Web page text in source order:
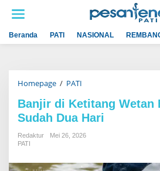
Beranda PATI NASIONAL
Homepage / PATI
n
j
d
e
Banjir di Ketitang Wetan
Sudah Dua Hari
Redaktur
Mei 26, 2026
PATI